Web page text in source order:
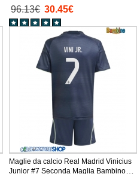
2025-26 Manica Corta + Pantaloni
corti)
96.13€ 30.45€
Maglie da calcio Real Madrid Vinicius
Junior #7 Seconda Maglia Bambino